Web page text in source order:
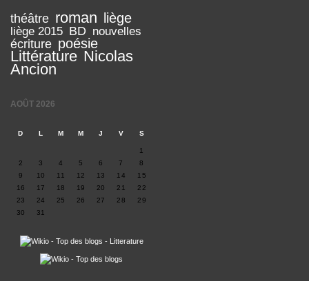
théâtre roman liège
liège 2015 BD nouvelles
écriture poésie
Littérature Nicolas
Ancion
AOÛT 2026
D L M M J V S
1
2
3 4 5 6 7
8
9
10 11 12 13 14
15
16
17 18 19 20 21
22
23
24 25 26 27 28
29
30
31